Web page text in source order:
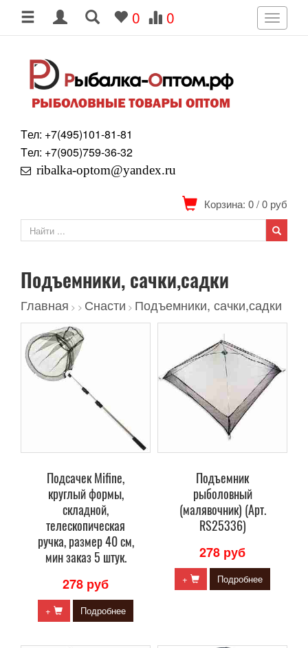
0 0
Toggle
Tел: +7(495)101-81-81
Tел: +7(905)759-36-32
ribalka-optom@yandex.ru
Корзина: 0/0 руб
Подъемники, сачки,садки
Главная > > Снасти > Подъемники, сачки,садки
Подсачек Mifine,
круглый формы,
складной,
телескопическая
ручка, размер 40 см,
мин заказ 5 штук.
278 руб
+ Подробнее
Подъемник
рыболовный
(малявочник) (Арт.
RS25336)
278 руб
+ Подробнее